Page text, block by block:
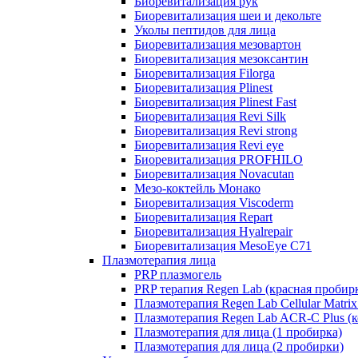
Биоревитализация шеи и декольте
Уколы пептидов для лица
Биоревитализация мезовартон
Биоревитализация мезоксантин
Биоревитализация Filorga
Биоревитализация Plinest
Биоревитализация Plinest Fast
Биоревитализация Revi Silk
Биоревитализация Revi strong
Биоревитализация Revi eye
Биоревитализация PROFHILO
Биоревитализация Novacutan
Мезо-коктейль Монако
Биоревитализация Viscoderm
Биоревитализация Repart
Биоревитализация Hyalrepair
Биоревитализация MesoEye C71
Плазмотерапия лица
PRP плазмогель
PRP терапия Regen Lab (красная
Плазмотерапия Regen Lab Cellular
Плазмотерапия Regen Lab ACR-C Plus
Плазмотерапия для лица (1 пробирка)
Плазмотерапия для лица (2 пробирки)